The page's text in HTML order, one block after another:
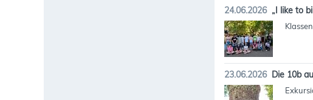
24.06.2026 „I like to
23.06.2026 Die 10b